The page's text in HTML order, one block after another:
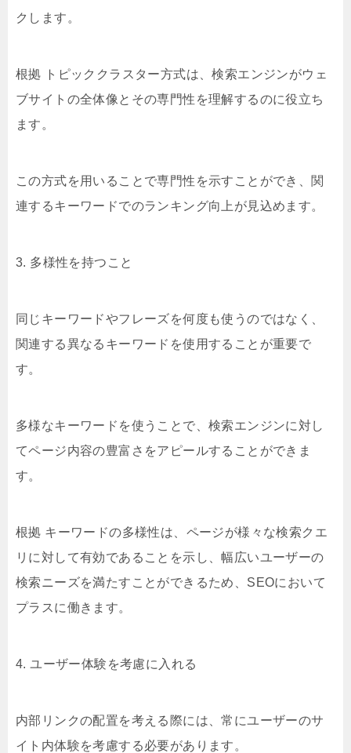
クします。
根拠 トピッククラスター方式は、検索エンジンがウェ
ブサイトの全体像とその専門性を理解するのに役立ち
ます。
この方式を用いることで専門性を示すことができ、関
連するキーワードでのランキング向上が見込めます。
3. 多様性を持つこと
同じキーワードやフレーズを何度も使うのではなく、
関連する異なるキーワードを使用することが重要で
す。
多様なキーワードを使うことで、検索エンジンに対し
てページ内容の豊富さをアピールすることができま
す。
根拠 キーワードの多様性は、ページが様々な検索クエ
リに対して有効であることを示し、幅広いユーザーの
検索ニーズを満たすことができるため、SEOにおいて
プラスに働きます。
4. ユーザー体験を考慮に入れる
内部リンクの配置を考える際には、常にユーザーのサ
イト内体験を考慮する必要があります。